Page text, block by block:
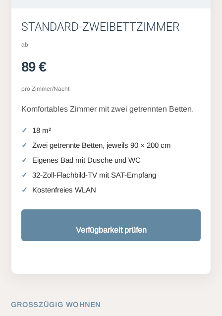
STANDARD-ZWEIBETTZIMMER
ab
89 €
pro Zimmer/Nacht
Komfortables Zimmer mit zwei getrennten Betten.
18 m²
Zwei getrennte Betten, jeweils 90 × 200 cm
Eigenes Bad mit Dusche und WC
32-Zoll-Flachbild-TV mit SAT-Empfang
Kostenfreies WLAN
Verfügbarkeit prüfen
GROSSZÜGIG WOHNEN